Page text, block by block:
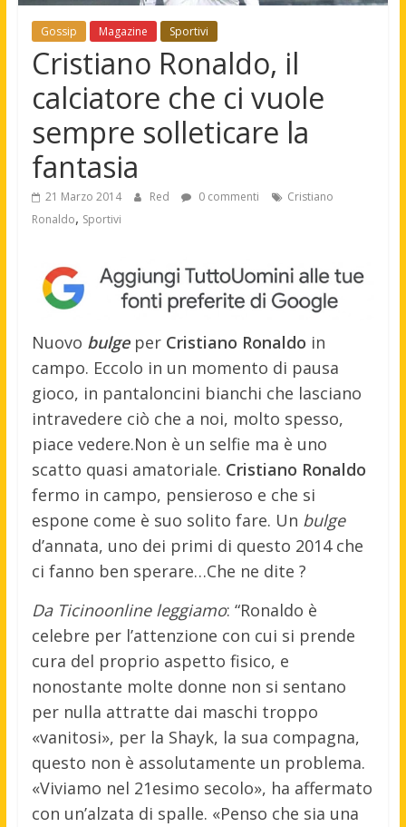
Gossip Magazine Sportivi
Cristiano Ronaldo, il
calciatore che ci vuole
sempre solleticare la
fantasia
21 Marzo 2014 Red 0 commenti
Cristiano
Ronaldo, Sportivi
Nuovo bulgeper Cristiano Ronaldo in
campo. Eccolo in un momento di pausa
gioco, in pantaloncini bianchi che lasciano
intravedere ciò che a noi, molto spesso,
piace vedere.Non è un selfie ma è uno
scatto quasi amatoriale. Cristiano Ronaldo
fermo in campo, pensieroso e che si
espone come è suo solito fare. Un bulge
d’annata, uno dei primi di questo 2014 che
ci fanno ben sperare…Che ne dite ?
Da Ticinoonline leggiamo: “Ronaldo è
celebre per l’attenzione con cui si prende
cura del proprio aspetto fisico, e
nonostante molte donne non si sentano
per nulla attratte dai maschi troppo
«vanitosi», per la Shayk, la sua compagna,
questo non è assolutamente un problema.
«Viviamo nel 21esimo secolo», ha affermato
con un’alzata di spalle. «Penso che sia una